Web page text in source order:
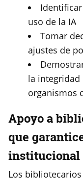
uso de la IA
Tomar
ajustes de
la integridad
organismos
Apoyo a
que
institucional
Los